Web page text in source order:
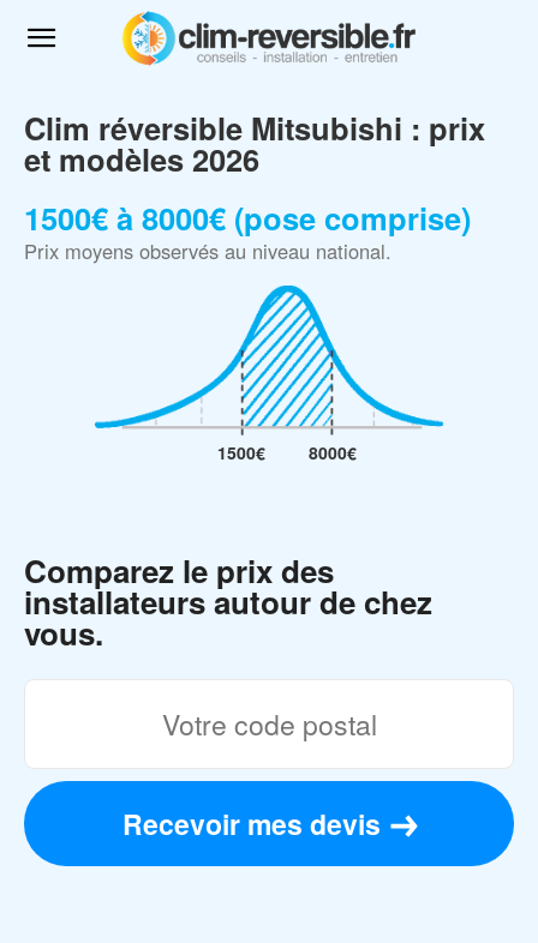
Clim réversible Mitsubishi : prix
et modèles 2026
1500€ à 8000€ (pose comprise)
Prix moyens observés au niveau national.
1500€ 8000€
Comparez le prix des
installateurs autour de chez
vous.
Recevoir mes devis